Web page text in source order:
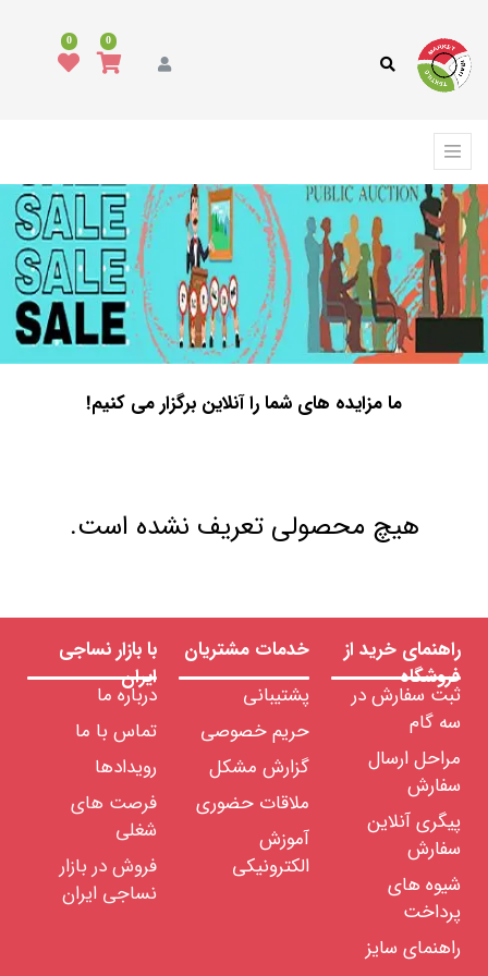
0
0
ما مزایده های شما را آنلاین برگزار می کنیم!
هیچ محصولی تعریف نشده است.
راهنمای خرید از
فروشگاه
ثبت سفارش در
سه گام
مراحل ارسال
سفارش
پیگری آنلاین
سفارش
شیوه های
پرداخت
راهنمای سایز
خدمات مشتریان
پشتیبانی
حریم خصوصی
گزارش مشکل
ملاقات حضوری
آموزش
الکترونیکی
با بازار نساجی
ایران
درباره ما
تماس با ما
رویدادها
فرصت های
شغلی
فروش در بازار
نساجی ایران